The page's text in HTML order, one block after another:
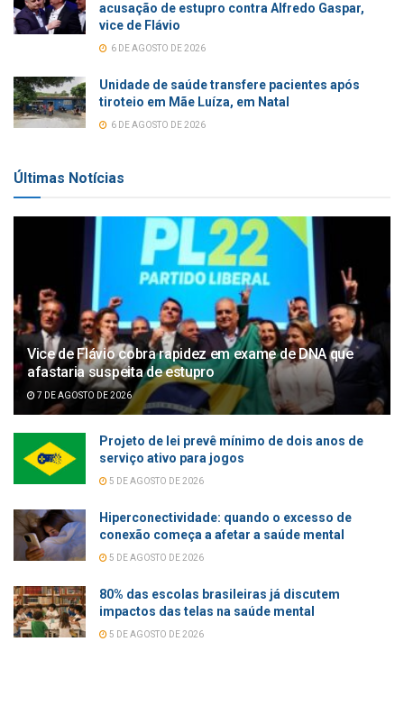
acusação de estupro contra Alfredo Gaspar,
vice de Flávio
6 DE AGOSTO DE 2026
Unidade de saúde transfere pacientes após
tiroteio em Mãe Luíza, em Natal
6 DE AGOSTO DE 2026
Últimas Notícias
Vice de Flávio cobra rapidez em exame de DNA que
afastaria suspeita de estupro
7 DE AGOSTO DE 2026
Projeto de lei prevê mínimo de dois anos de
serviço ativo para jogos
5 DE AGOSTO DE 2026
Hiperconectividade: quando o excesso de
conexão começa a afetar a saúde mental
5 DE AGOSTO DE 2026
80% das escolas brasileiras já discutem
impactos das telas na saúde mental
5 DE AGOSTO DE 2026